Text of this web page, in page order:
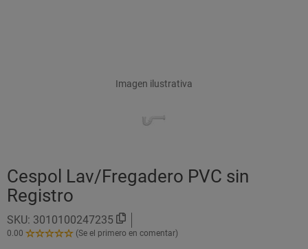
Imagen ilustrativa
Cespol Lav/Fregadero PVC sin
Registro
SKU: 3010100247235
0.00
0.00
(Se el primero en comentar)